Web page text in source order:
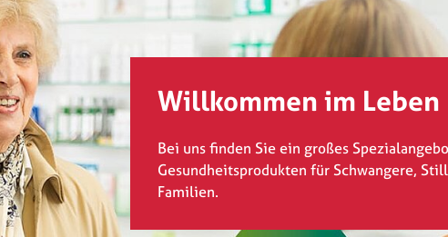
Willkommen im Leben
Bei uns finden Sie ein großes
Gesundheitsprodukten für Schwangere,
Familien.